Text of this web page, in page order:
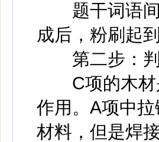
题干词语间
成后，粉刷起
第二步：判
C项的木材
作用。A项中
材料，但是焊